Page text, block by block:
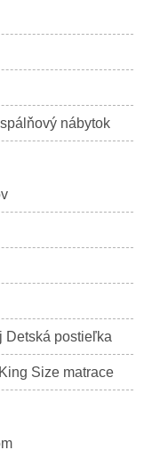
nábytok
Detská postieľka
Size matrace